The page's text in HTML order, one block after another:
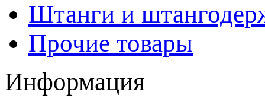
Штанги и
Прочие товары
Информация